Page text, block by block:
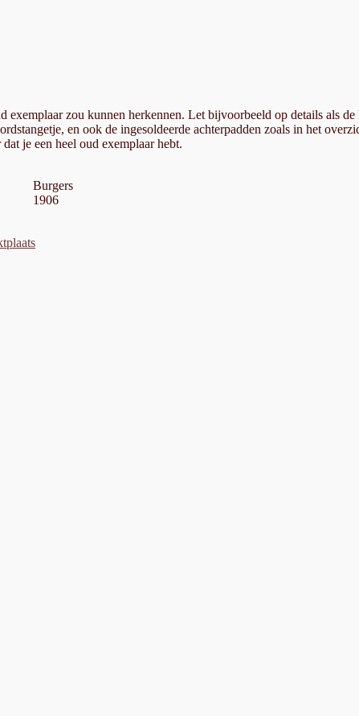
exemplaar zou kunnen herkennen. Let bijvoorbeeld op details als
en ook de ingesoldeerde achterpadden zoals in het
je een heel oud exemplaar hebt.
Burgers
1906